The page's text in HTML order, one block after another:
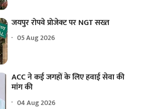
जयपुर रोपवे प्रोजेक्ट पर NGT सख्त
05 Aug 2026
ACC ने कई जगहों के लिए हवाई सेवा की
मांग की
04 Aug 2026